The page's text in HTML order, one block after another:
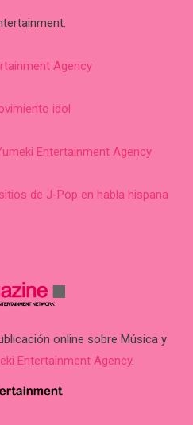
Agency
idol
Entertainment Agency
de J-Pop en habla hispana
online sobre Música y
Entertainment Agency.